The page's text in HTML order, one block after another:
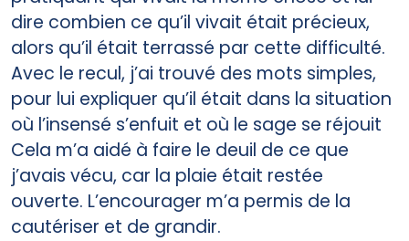
dire combien ce qu’il vivait était précieux,
alors qu’il était terrassé par cette difficulté.
Avec le recul, j’ai trouvé des mots simples,
pour lui expliquer qu’il était dans la situation
où l’insensé s’enfuit et où le sage se réjouit
Cela m’a aidé à faire le deuil de ce que
j’avais vécu, car la plaie était restée
ouverte. L’encourager m’a permis de la
cautériser et de grandir.